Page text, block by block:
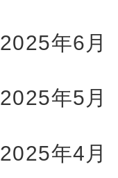
2025年6月
2025年5月
2025年4月